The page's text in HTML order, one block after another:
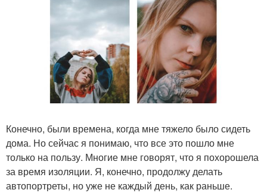
Конечно, были времена, когда мне тяжело было сидеть
дома. Но сейчас я понимаю, что все это пошло мне
только на пользу. Многие мне говорят, что я похорошела
за время изоляции. Я, конечно, продолжу делать
автопортреты, но уже не каждый день, как раньше.